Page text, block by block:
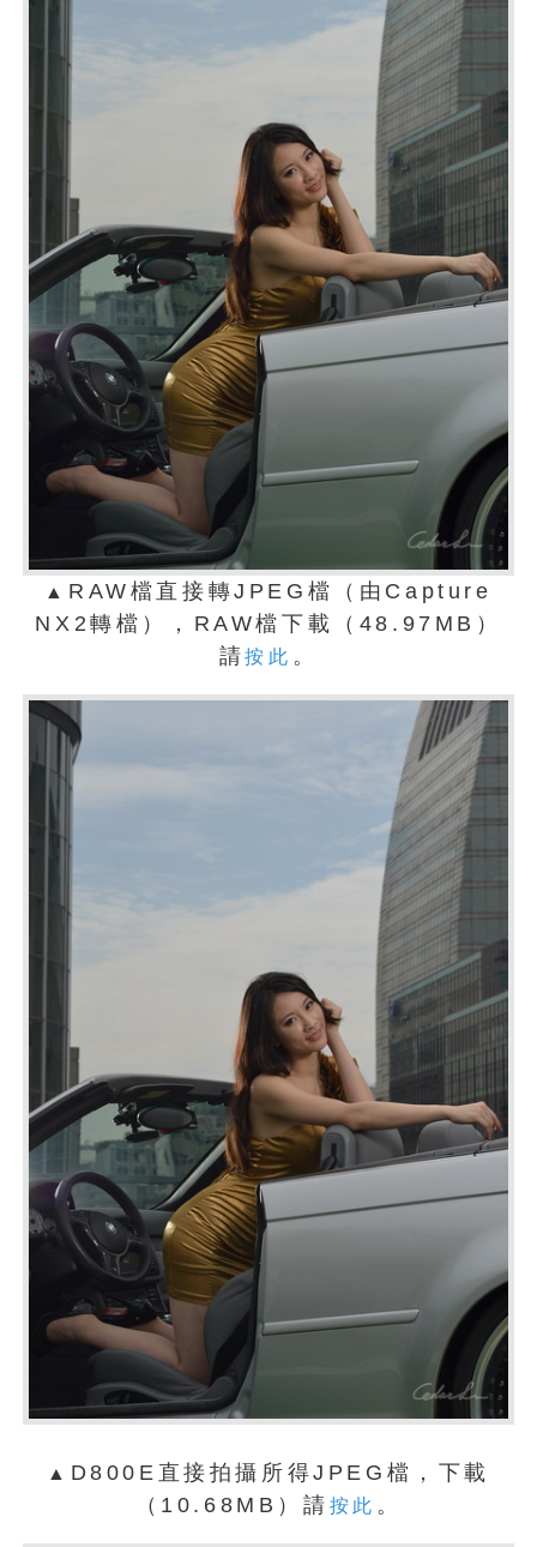
▲ RAW檔直接轉JPEG檔（由Capture
NX2轉檔），RAW檔下載（48.97MB）
請按此 。
▲ D800E直接拍攝所得JPEG檔，下載
（10.68MB）請 按此 。